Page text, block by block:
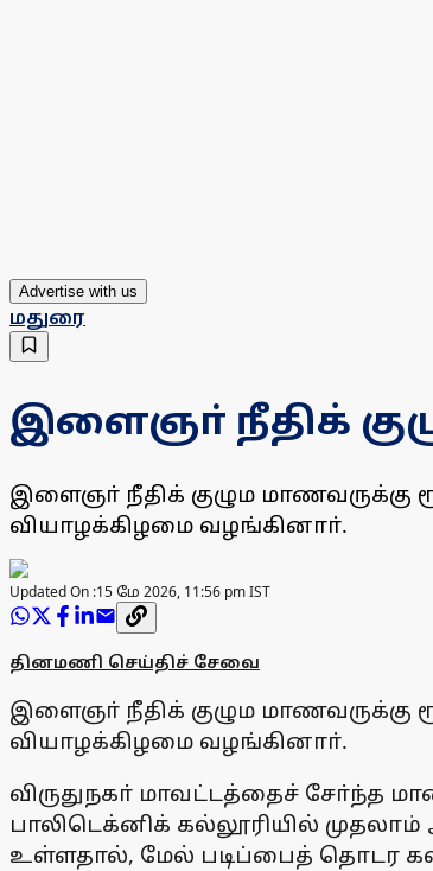
Advertise with us
மதுரை
இளைஞா் நீதிக்
இளைஞா் நீதிக் குழும மாணவருக்கு
வியாழக்கிழமை வழங்கினாா்.
Updated On :15 மே 2026, 11:56 pm IST
தினமணி செய்திச் சேவை
இளைஞா் நீதிக் குழும மாணவருக்கு
வியாழக்கிழமை வழங்கினாா்.
விருதுநகா் மாவட்டத்தைச் சோ்ந்த
பாலிடெக்னிக் கல்லூரியில்
உள்ளதால், மேல் படிப்பைத் தொடர